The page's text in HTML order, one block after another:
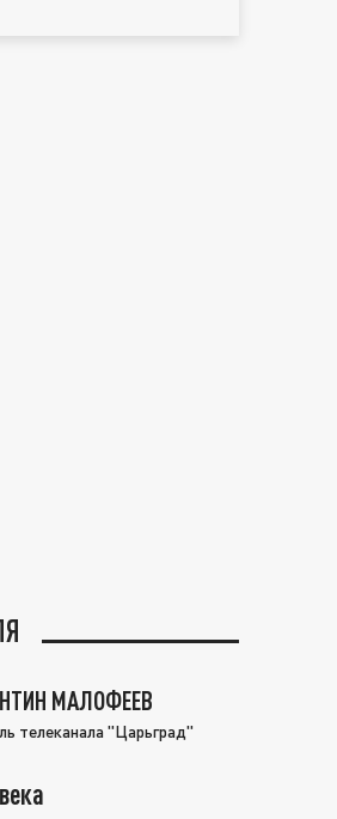
МАЛОФЕЕВ
телеканала "Царьград"